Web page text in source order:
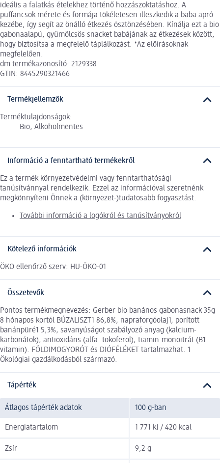
ideális a falatkás ételekhez történő hozzászoktatáshoz. A
puffancsok mérete és formája tökéletesen illeszkedik a baba apró
kezébe, így segít az önálló étkezés ösztönzésében. Kínálja ezt a bio
gabonaalapú, gyümölcsös snacket babájának az étkezések között,
hogy biztosítsa a megfelelő táplálkozást. *Az előírásoknak
megfelelően.
dm termékazonosító: 2129338
GTIN: 8445290321466
Termékjellemzők
Terméktulajdonságok:
Bio, Alkoholmentes
Információ a fenntartható termékekről
Ez a termék környezetvédelmi vagy fenntarthatósági
tanúsítvánnyal rendelkezik. Ezzel az információval szeretnénk
megkönnyíteni Önnek a (környezet-)tudatosabb fogyasztást.
További információ a logókról és tanúsítványokról
Kötelező információk
ÖKO ellenőrző szerv: HU-ÖKO-01
Összetevők
Pontos termékmegnevezés: Gerber bio banános gabonasnack 35g
8 hónapos kortól BÚZALISZT1 86,8%, napraforgóolaj1, porított
banánpüré1 5,3%, savanyúságot szabályozó anyag (kalcium-
karbonátok), antioxidáns (alfa- tokoferol), tiamin-monoitrát (B1-
vitamin). FÖLDIMOGYORÓT és DIÓFÉLÉKET tartalmazhat. 1
Ökológiai gazdálkodásból származó.
Tápérték
Átlagos tápérték adatok 100 g-ban
Energiatartalom 1 771 kJ / 420 kcal
Zsír 9,2 g